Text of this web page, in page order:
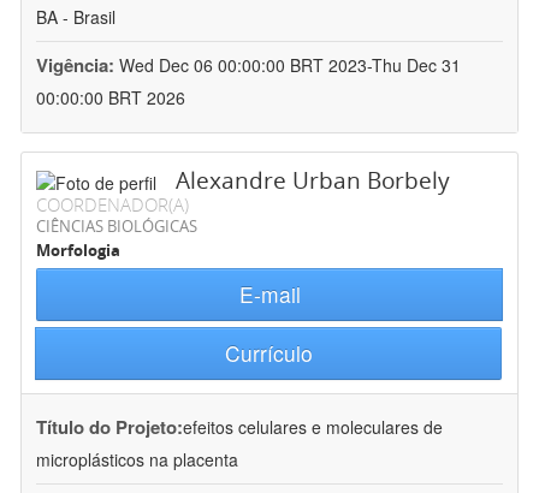
BA - Brasil
Vigência: Wed Dec 06 00:00:00 BRT 2023-Thu Dec 31
00:00:00 BRT 2026
Alexandre Urban Borbely
COORDENADOR(A)
CIÊNCIAS BIOLÓGICAS
Morfologia
E-mail
Currículo
Título do Projeto:efeitos celulares e moleculares de
microplásticos na placenta